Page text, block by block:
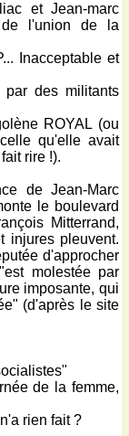
et Jean-marc
de l'union de la
Inacceptable et
par des militants
ROYAL (ou
qu'elle avait
rire !).
de Jean-Marc
le boulevard
Mitterrand,
injures pleuvent.
d'approcher
molestée par
imposante, qui
(d'après le site
de la femme,
rien fait ?